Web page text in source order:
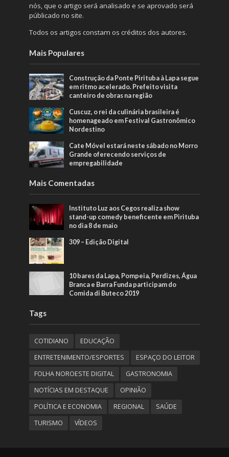
nós, que o artigo será analisado e se aprovado será
públicado no site.
Todos os artigos constam os créditos dos autores.
Mais Populares
Construção da Ponte Pirituba à Lapa segue
em ritmo acelerado. Prefeito visita
canteiro de obras na região
Cuscuz, o rei da culinária brasileira é
homenageado em Festival Gastronômico
Nordestino
Cate Móvel estará neste sábado no Morro
Grande oferecendo serviços de
empregabilidade
Mais Comentadas
Instituto Luz aos Cegos realiza show
stand-up comedy beneficente em Pirituba
no dia 8 de maio
309 – Edição Digital
10 bares da Lapa, Pompeia, Perdizes, Água
Branca e Barra Funda participam do
Comida di Buteco 2019
Tags
COTIDIANO
EDUCAÇÃO
ENTRETENIMENTO/ESPORTES
ESPAÇO DO LEITOR
FOLHA NOROESTE DIGITAL
GASTRONOMIA
NOTÍCIAS EM DESTAQUE
OPINIÃO
POLÍTICA E ECONOMIA
REGIONAL
SAÚDE
TURISMO
VÍDEOS